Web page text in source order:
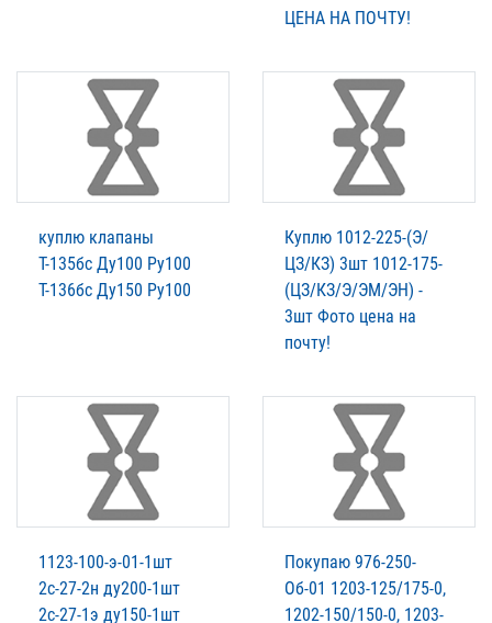
ЦЕНА НА ПОЧТУ!
куплю клапаны
Т-135бс Ду100 Ру100
Т-136бс Ду150 Ру100
Куплю 1012-225-(Э/
ЦЗ/КЗ) 3шт 1012-175-
(ЦЗ/КЗ/Э/ЭМ/ЭН) -
3шт Фото цена на
почту!
1123-100-э-01-1шт
2с-27-2н ду200-1шт
2с-27-1э ду150-1шт
Покупаю 976-250-
Об-01 1203-125/175-0,
1202-150/150-0, 1203-